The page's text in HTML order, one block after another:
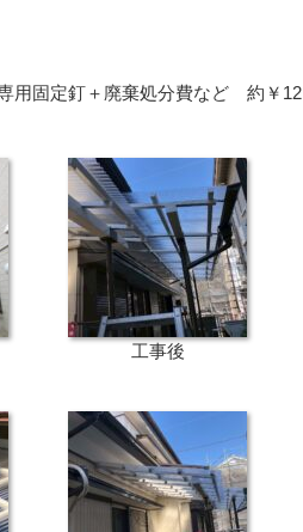
用固定釘＋廃棄処分費など 約￥12
工事後